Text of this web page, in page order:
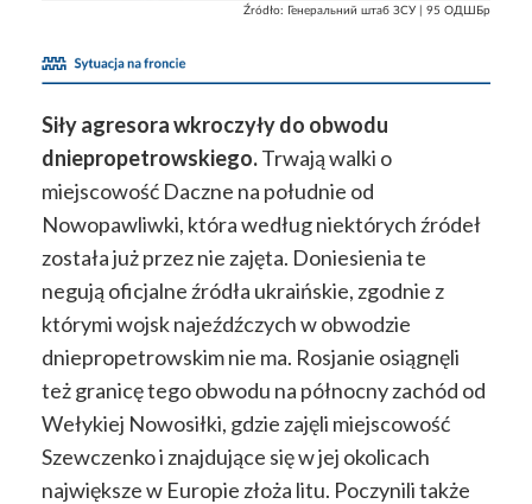
Źródło: Генеральний штаб ЗСУ | 95 ОДШБр
Siły agresora wkroczyły do obwodu
dniepropetrowskiego.Trwają walki o
miejscowość Daczne na południe od
Nowopawliwki, która według niektórych źródeł
została już przez nie zajęta. Doniesienia te
negują oficjalne źródła ukraińskie, zgodnie z
którymi wojsk najeźdźczych w obwodzie
dniepropetrowskim nie ma. Rosjanie osiągnęli
też granicę tego obwodu na północny zachód od
Wełykiej Nowosiłki, gdzie zajęli miejscowość
Szewczenko i znajdujące się w jej okolicach
największe w Europie złoża litu. Poczynili także